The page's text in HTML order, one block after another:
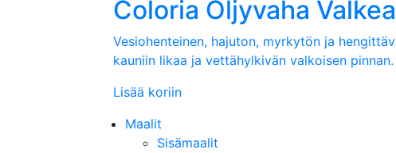
Coloria Öljyvaha Valkea
Vesiohenteinen, hajuton, myrkytön ja
kauniin likaa ja vettähylkivän valkoisen pinnan.
Lisää koriin
Maalit
Sisämaalit